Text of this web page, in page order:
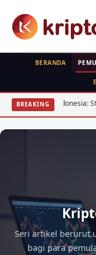
BERANDA
BREAKING
Indonesia: Strategi 8%+
Seri artikel berurut
bagi para